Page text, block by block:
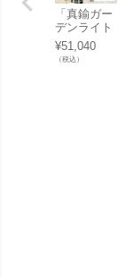
「真鍮ガー
デンライト
LED電球 B
R5060 CL L
E SL クリ
¥51,040
（税込）